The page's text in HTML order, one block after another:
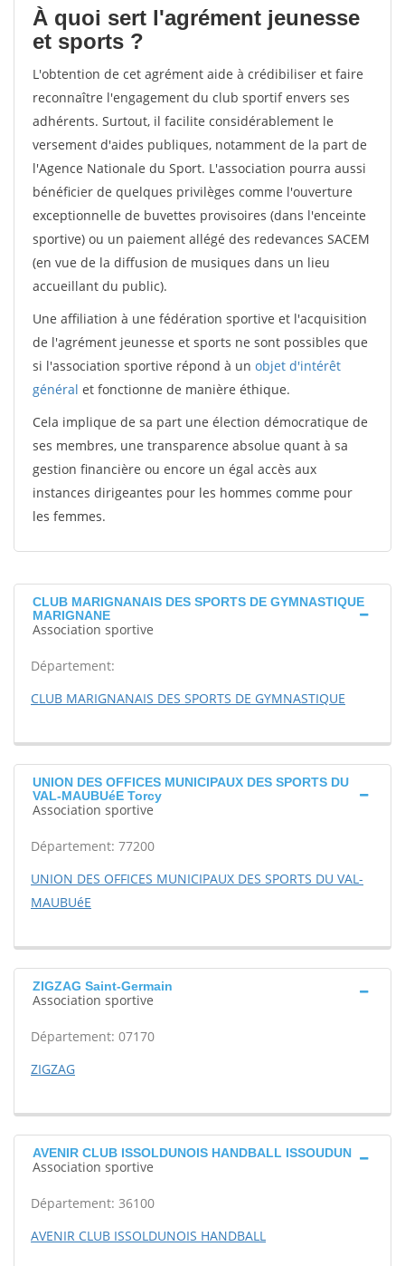
À quoi sert l'agrément jeunesse
et sports ?
L'obtention de cet agrément aide à crédibiliser et faire
reconnaître l'engagement du club sportif envers ses
adhérents. Surtout, il facilite considérablement le
versement d'aides publiques, notamment de la part de
l'Agence Nationale du Sport. L'association pourra aussi
bénéficier de quelques privilèges comme l'ouverture
exceptionnelle de buvettes provisoires (dans l'enceinte
sportive) ou un paiement allégé des redevances SACEM
(en vue de la diffusion de musiques dans un lieu
accueillant du public).
Une affiliation à une fédération sportive et l'acquisition
de l'agrément jeunesse et sports ne sont possibles que
si l'association sportive répond à un objet d'intérêt
général et fonctionne de manière éthique.
Cela implique de sa part une élection démocratique de
ses membres, une transparence absolue quant à sa
gestion financière ou encore un égal accès aux
instances dirigeantes pour les hommes comme pour
les femmes.
CLUB MARIGNANAIS DES SPORTS DE GYMNASTIQUE
MARIGNANE
Association sportive
Département:
CLUB MARIGNANAIS DES SPORTS DE GYMNASTIQUE
UNION DES OFFICES MUNICIPAUX DES SPORTS DU
VAL-MAUBUéE Torcy
Association sportive
Département: 77200
UNION DES OFFICES MUNICIPAUX DES SPORTS DU VAL-
MAUBUéE
ZIGZAG Saint-Germain
Association sportive
Département: 07170
ZIGZAG
AVENIR CLUB ISSOLDUNOIS HANDBALL ISSOUDUN
Association sportive
Département: 36100
AVENIR CLUB ISSOLDUNOIS HANDBALL